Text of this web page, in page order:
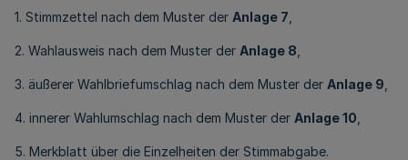
1. Stimmzettel nach dem Muster der Anlage 7
2. Wahlausweis nach dem Muster der Anlage 8
3. äußerer Wahlbriefumschlag nach dem Muster der Anlage 9
4. innerer Wahlumschlag nach dem Muster der Anlage 10
5. Merkblatt über die Einzelheiten der Stimmabgabe.